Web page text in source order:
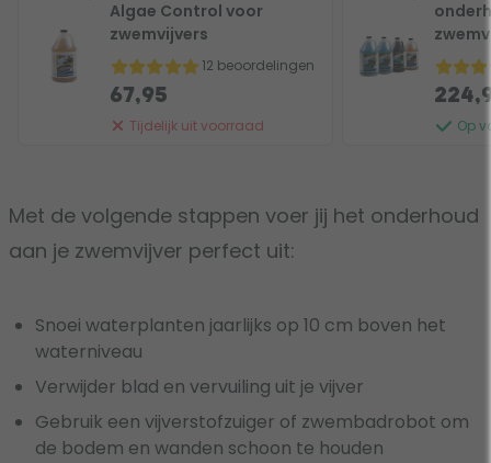
Algae Control voor
zwemvijvers
12 beoordelingen
Tijdelijk uit voorraad
67,95
Op
Met de volgende stappen voer jij het onderhoud
aan je zwemvijver perfect uit:
Snoei waterplanten jaarlijks op 10 cm boven het
waterniveau
Verwijder blad en vervuiling uit je vijver
Gebruik een vijverstofzuiger of zwembadrobot om
de bodem en wanden schoon te houden